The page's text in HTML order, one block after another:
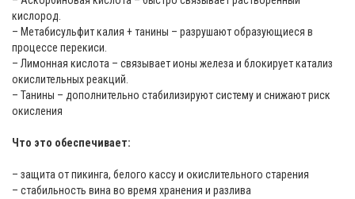
кислород.
– Метабисульфит калия + танины – разрушают образующиеся в
процессе перекиси.
– Лимонная кислота – связывает ионы железа и блокирует катализ
окислительных реакций.
– Танины – дополнительно стабилизируют систему и снижают риск
окисления
Что это обеспечивает:
– защита от пикинга, белого кассу и окислительного старения
– стабильность вина во время хранения и разлива